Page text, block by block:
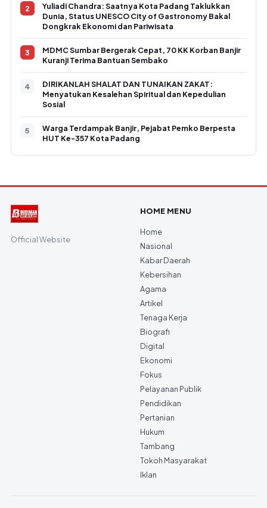
Yuliadi Chandra: Saatnya Kota Padang Taklukkan
Dunia, Status UNESCO City of Gastronomy Bakal
Dongkrak Ekonomi dan Pariwisata
MDMC Sumbar Bergerak Cepat, 70 KK Korban Banjir
Kuranji Terima Bantuan Sembako
DIRIKANLAH SHALAT DAN TUNAIKAN ZAKAT:
Menyatukan Kesalehan Spiritual dan Kepedulian
Sosial
Warga Terdampak Banjir, Pejabat Pemko Berpesta
HUT Ke-357 Kota Padang
Official Website
HOME MENU
Home
Nasional
Kabar Daerah
Kebersihan
Agama
Artikel
Tenaga Kerja
Biografi
Digital
Ekonomi
Fokus
Pelayanan Publik
Pendidikan
Pertanian
Hukum
Tambang
Tokoh Masyarakat
Iklan